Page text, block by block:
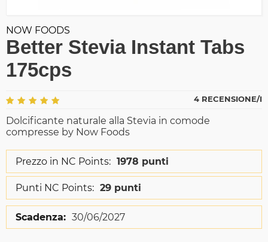
NOW FOODS
Better Stevia Instant Tabs
175cps
4 RECENSIONE/I
Dolcificante naturale alla Stevia in comode
compresse by Now Foods
Prezzo in NC Points: 1978 punti
Punti NC Points: 29 punti
Scadenza: 30/06/2027